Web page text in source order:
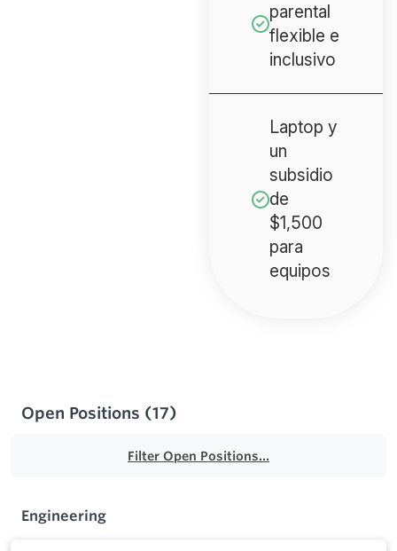
parental
flexible e
inclusivo
Laptop y
un
subsidio
de
$1,500
para
equipos